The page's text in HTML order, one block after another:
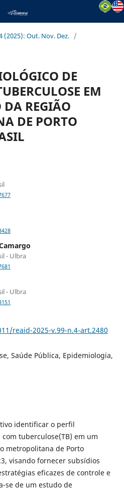
(2025): Out. Nov. Dez. /
DE
EM
REGIÃO
DE PORTO
- Ulbra
- Ulbra
reaid-2025-v.99-n.4-art.2480
Saúde Pública, Epidemiologia,
identificar o perfil
tuberculose(TB) em um
metropolitana de Porto
visando fornecer subsídios
eficazes de controle e
se de um estudo de